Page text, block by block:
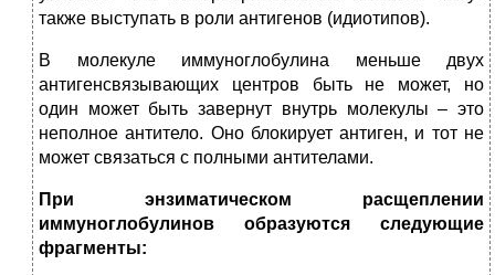
также выступать в роли антигенов (идиотипов).
В молекуле иммуноглобулина меньше двух
антигенсвязывающих центров быть не может, но
один может быть завернут внутрь молекулы – это
неполное антитело. Оно блокирует антиген, и тот не
может связаться с полными антителами.
При энзиматическом расщеплении
иммуноглобулинов образуются следующие
фрагменты: